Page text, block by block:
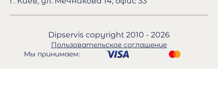
Dipservis copyright 2010 - 2026
Пользовательское соглашение
Мы принимаем: